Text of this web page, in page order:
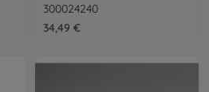
300024240
34,49 €